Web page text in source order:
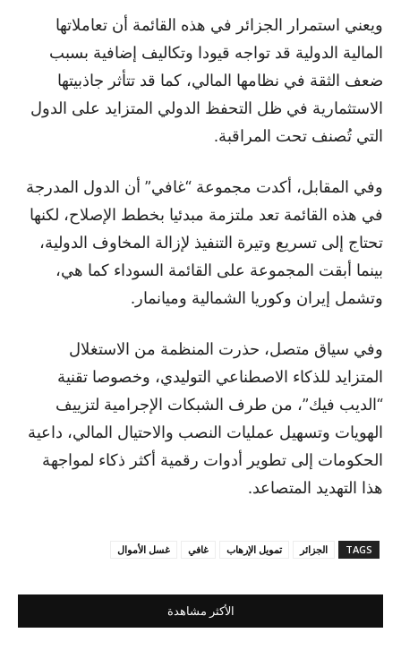
ويعني استمرار الجزائر في هذه القائمة أن تعاملاتها
المالية الدولية قد تواجه قيودا وتكاليف إضافية بسبب
ضعف الثقة في نظامها المالي، كما قد تتأثر جاذبيتها
الاستثمارية في ظل التحفظ الدولي المتزايد على الدول
التي تُصنف تحت المراقبة.
وفي المقابل، أكدت مجموعة “غافي” أن الدول المدرجة
في هذه القائمة تعد ملتزمة مبدئيا بخطط الإصلاح، لكنها
تحتاج إلى تسريع وتيرة التنفيذ لإزالة المخاوف الدولية،
بينما أبقت المجموعة على القائمة السوداء كما هي،
وتشمل إيران وكوريا الشمالية وميانمار.
وفي سياق متصل، حذرت المنظمة من الاستغلال
المتزايد للذكاء الاصطناعي التوليدي، وخصوصا تقنية
“الديب فيك”، من طرف الشبكات الإجرامية لتزييف
الهويات وتسهيل عمليات النصب والاحتيال المالي، داعية
الحكومات إلى تطوير أدوات رقمية أكثر ذكاء لمواجهة
هذا التهديد المتصاعد.
TAGS الجزائر تمويل الإرهاب غافي غسل الأموال
الأكثر مشاهدة